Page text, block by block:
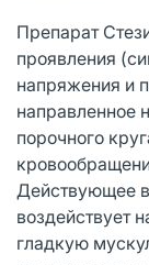
Препарат
проявления
напряжения и
направленное
порочного
Действующее
воздействует
гладкую